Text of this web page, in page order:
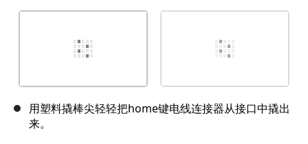
用塑料撬棒尖轻轻把home键电线连接器从接口中撬出
来。